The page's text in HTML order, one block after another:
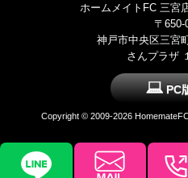
ホームメイトFC 三
〒650-
神戸市中央区三宮
さんプラザ
PC
Copyright © 2009-2026